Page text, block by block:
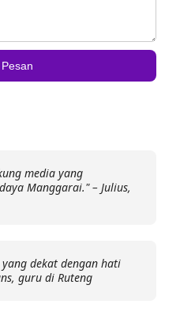
media yang
Manggarai." – Julius,
dekat dengan hati
guru di Ruteng